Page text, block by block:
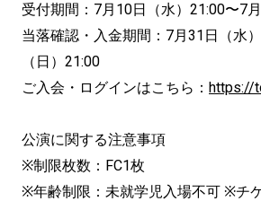
受付期間：7月10日（水）21:00〜7
当落確認・入金期間：7月31日（水
（日）21:00
ご入会・ログインはこちら： https://
公演に関する注意事項
※制限枚数：FC1枚
※年齢制限：未就学児入場不可 ※チ